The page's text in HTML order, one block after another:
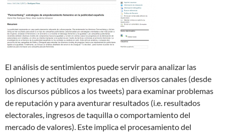
El análisis de sentimientos puede servir para analizar las
opiniones y actitudes expresadas en diversos canales (desde
los discursos públicos a los tweets) para examinar problemas
de reputación y para aventurar resultados (i.e. resultados
electorales, ingresos de taquilla o comportamiento del
mercado de valores). Este implica el procesamiento del